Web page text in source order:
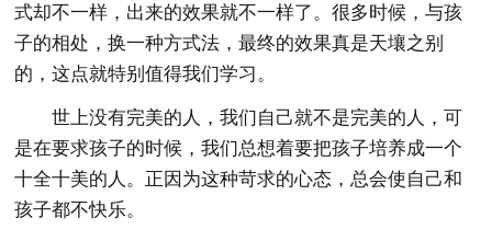
式却不一样，出来的效果就不一样了。很多时候，与孩
子的相处，换一种方式法，最终的效果真是天壤之别
的，这点就特别值得我们学习。
世上没有完美的人，我们自己就不是完美的人，可
是在要求孩子的时候，我们总想着要把孩子培养成一个
十全十美的人。正因为这种苛求的心态，总会使自己和
孩子都不快乐。